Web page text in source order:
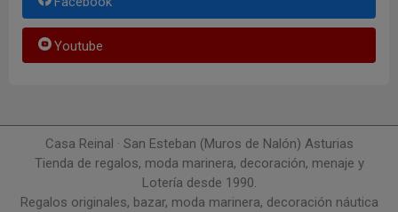
Youtube
Casa Reinal · San Esteban (Muros de Nalón) Asturias
Tienda de regalos, moda marinera, decoración, menaje y
Lotería desde 1990.
Regalos originales, bazar, moda marinera, decoración náutica